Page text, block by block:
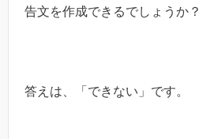
告文を作成できるでしょうか？
答えは、「できない」です。